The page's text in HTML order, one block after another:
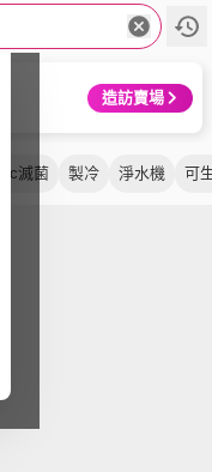
造訪賣場
uvc滅菌 製冷 淨水機 可